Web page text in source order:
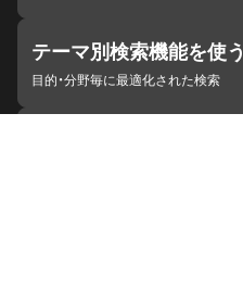
テーマ別検索機能を使う
目的・分野毎に最適化された検索